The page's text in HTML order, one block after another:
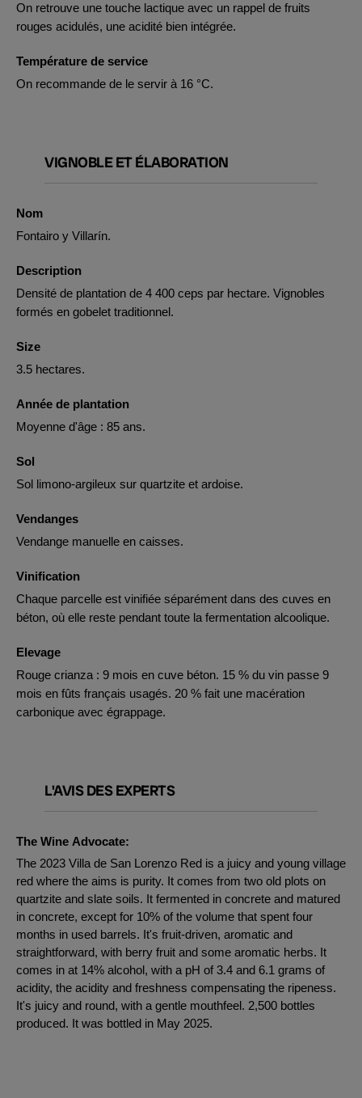
On retrouve une touche lactique avec un rappel de fruits
rouges acidulés, une acidité bien intégrée.
Température de service
On recommande de le servir à 16 °C.
VIGNOBLE ET ÉLABORATION
Nom
Fontairo y Villarín.
Description
Densité de plantation de 4 400 ceps par hectare. Vignobles
formés en gobelet traditionnel.
Size
3.5 hectares.
Année de plantation
Moyenne d'âge : 85 ans.
Sol
Sol limono-argileux sur quartzite et ardoise.
Vendanges
Vendange manuelle en caisses.
Vinification
Chaque parcelle est vinifiée séparément dans des cuves en
béton, où elle reste pendant toute la fermentation alcoolique.
Elevage
Rouge crianza : 9 mois en cuve béton. 15 % du vin passe 9
mois en fûts français usagés. 20 % fait une macération
carbonique avec égrappage.
L'AVIS DES EXPERTS
The Wine Advocate:
The 2023 Villa de San Lorenzo Red is a juicy and young village
red where the aims is purity. It comes from two old plots on
quartzite and slate soils. It fermented in concrete and matured
in concrete, except for 10% of the volume that spent four
months in used barrels. It's fruit-driven, aromatic and
straightforward, with berry fruit and some aromatic herbs. It
comes in at 14% alcohol, with a pH of 3.4 and 6.1 grams of
acidity, the acidity and freshness compensating the ripeness.
It's juicy and round, with a gentle mouthfeel. 2,500 bottles
produced. It was bottled in May 2025.